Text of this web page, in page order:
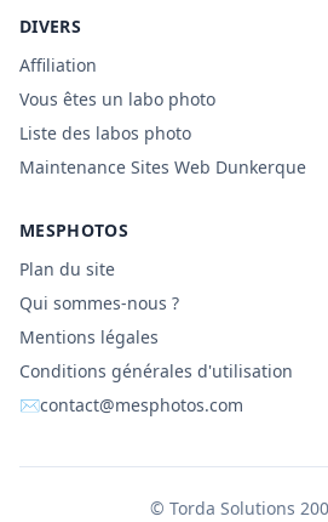
DIVERS
Affiliation
Vous êtes un labo photo
Liste des labos photo
Maintenance Sites Web Dunkerque
MESPHOTOS
Plan du site
Qui sommes-nous ?
Mentions légales
Conditions générales d'utilisation
✉contact@mesphotos.com
© Torda Solutions